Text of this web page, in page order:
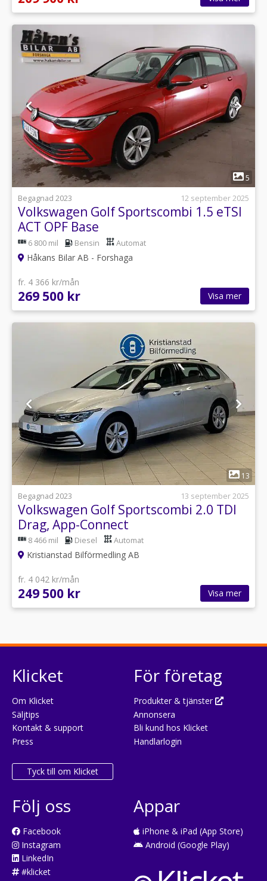
1
5
Begagnad 2023
12 september 2025
Volkswagen Golf Sportscombi 1.5 eTSI
ACT OPF Base
6 800 mil Bensin Automat
Håkans Bilar AB - Forshaga
fr. 4 366 kr/mån
269 500 kr Visa mer
1
13
Begagnad 2023
13 september 2025
Volkswagen Golf Sportscombi 2.0 TDI
Drag, App-Connect
8 466 mil Diesel Automat
Kristianstad Bilförmedling AB
fr. 4 042 kr/mån
249 500 kr Visa mer
Klicket
Om Klicket
Säljtips
Kontakt & support
Press
Tyck till om Klicket
För företag
Produkter & tjänster
Annonsera
Bli kund hos Klicket
Handlarlogin
Följ oss
Facebook
Instagram
LinkedIn
#klicket
Appar
iPhone & iPad (App Store)
Android (Google Play)